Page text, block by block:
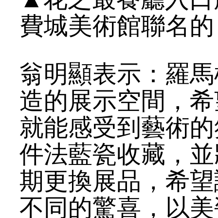
費城美術館聯名
翁明顯表示：羅
造的展示空間，
就能感受到藝術
件法藍瓷收藏，
期更換展品，希
不同的驚喜，以